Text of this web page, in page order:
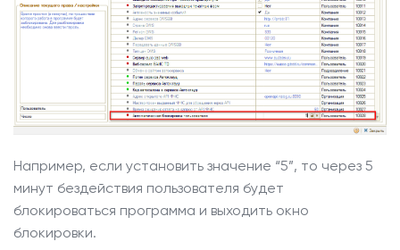
Например, если установить значение “5”, то через 5
минут бездействия пользователя будет
блокироваться программа и выходить окно
блокировки.